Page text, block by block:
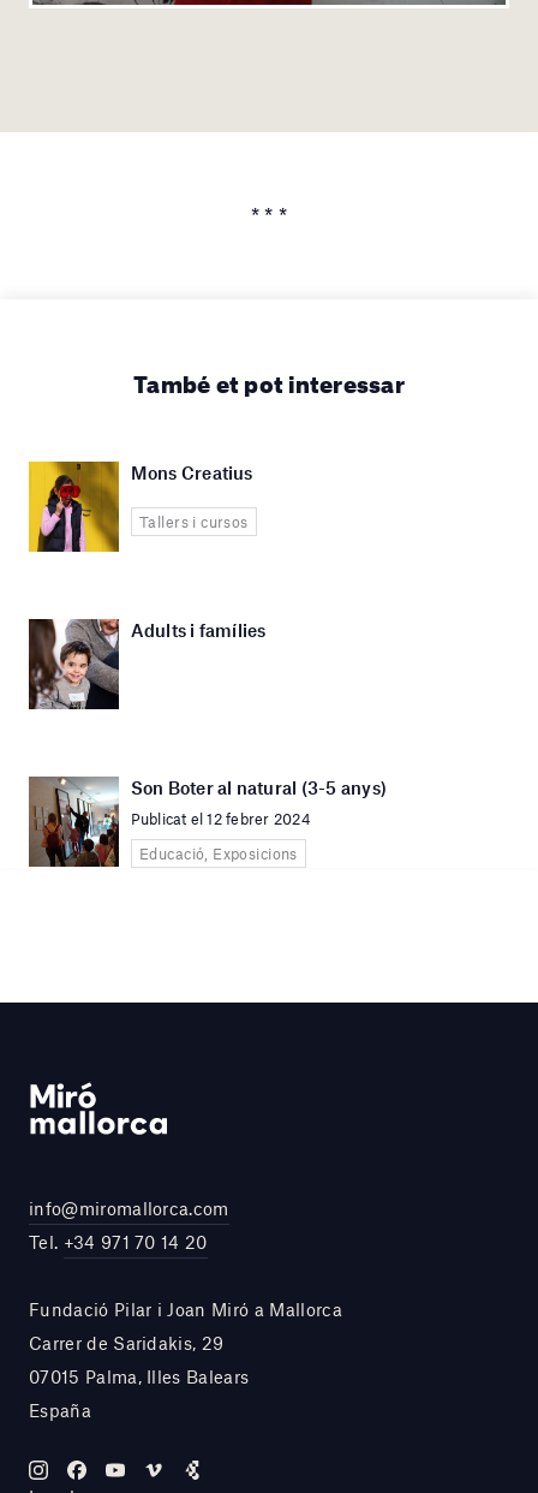
* * *
També et pot interessar
Mons Creatius
Tallers i cursos
Adults i famílies
Son Boter al natural (3-5 anys)
Publicat el 12 febrer 2024
Educació, Exposicions
info@miromallorca.com
Tel. +34 971 70 14 20
Fundació Pilar i Joan Miró a Mallorca
Carrer de Saridakis, 29
07015 Palma, Illes Balears
España